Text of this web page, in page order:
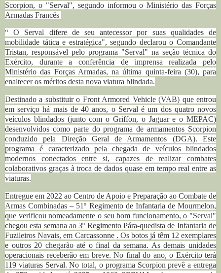
Scorpion, o "Serval", segundo informou o Ministério das Forças
Armadas Francês
“ O Serval difere de seu antecessor por suas qualidades de
mobilidade tática e estratégica", segundo declarou o Comandante
Tristan, responsável pelo programa "Serval" na seção técnica do
Exército, durante a conferência de imprensa realizada pelo
Ministério das Forças Armadas, na última quinta-feira (30), para
enaltecer os méritos desta nova viatura blindada.
Destinado a substituir o Front Armored Vehicle (VAB) que entrou
em serviço há mais de 40 anos, o Serval é um dos quatro novos
veículos blindados (junto com o Griffon, o Jaguar e o MEPAC)
desenvolvidos como parte do programa de armamentos Scorpion
conduzido pela Direção Geral de Armamentos (DGA). Este
programa é caracterizado pela chegada de veículos blindados
modernos conectados entre si, capazes de realizar combates
colaborativos graças à troca de dados quase em tempo real entre as
viaturas.
Entregue em 2022 ao Centro de Apoio e Preparação ao Combate de
Armas Combinadas – 51º Regimento de Infantaria de Mourmelon,
que verificou nomeadamente o seu bom funcionamento, o "Serval"
chegou esta semana ao 3º Regimento Pára-quedista de Infantaria de
Fuzileiros Navais, em Carcassonne . Os botos já têm 12 exemplares
e outros 20 chegarão até o final da semana. As demais unidades
operacionais receberão em breve. No final do ano, o Exército terá
119 viaturas Serval. No total, o programa Scorpion prevê a entrega